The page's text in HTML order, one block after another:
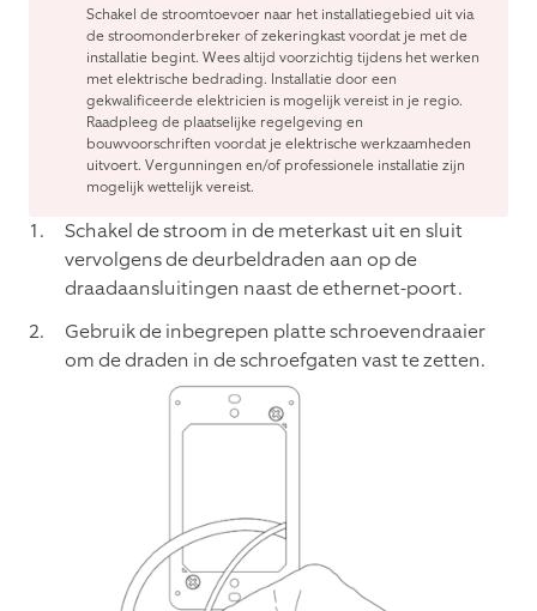
Schakel de stroomtoevoer naar het installatiegebied uit via
de stroomonderbreker of zekeringkast voordat je met de
installatie begint. Wees altijd voorzichtig tijdens het werken
met elektrische bedrading. Installatie door een
gekwalificeerde elektricien is mogelijk vereist in je regio.
Raadpleeg de plaatselijke regelgeving en
bouwvoorschriften voordat je elektrische werkzaamheden
uitvoert. Vergunningen en/of professionele installatie zijn
mogelijk wettelijk vereist.
Schakel de stroom in de meterkast uit en sluit
vervolgens de deurbeldraden aan op de
draadaansluitingen naast de ethernet-poort.
Gebruik de inbegrepen platte schroevendraaier
om de draden in de schroefgaten vast te zetten.